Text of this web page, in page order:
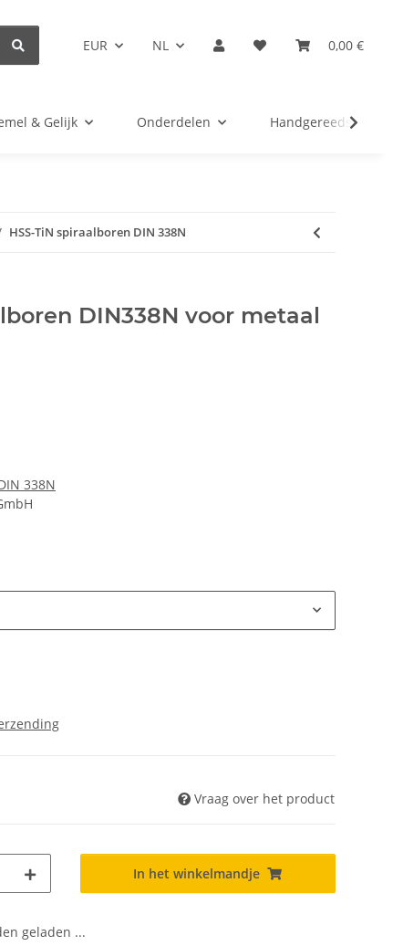
EUR NL 0,00 €
& Gelijk Onderdelen Handgereedschap
HSS-TiN spiraalboren DIN 338N
DIN338N voor metaal
338N
Vraag over het product
In het winkelmandje
geladen ...